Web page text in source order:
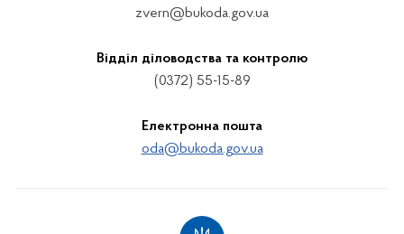
zvern@bukoda.gov.ua
Відділ діловодства та контролю
(0372) 55-15-89
Електронна пошта
oda@bukoda.gov.ua